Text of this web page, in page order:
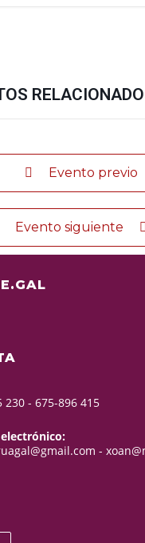
Evento previo
Evento siguiente
230 - 675-896 415
-